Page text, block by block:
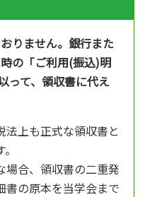
りません。銀行また
の「ご利用(振込)明
って、領収書に代え
上も正式な領収書と
場合、領収書の二重発
書の原本を当学会まで